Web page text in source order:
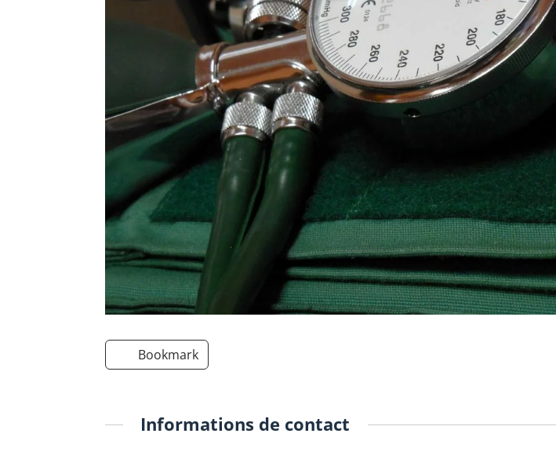
Bookmark
Informations de contact